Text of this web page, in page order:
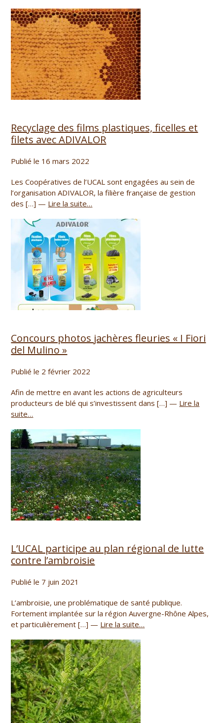
Recyclage des films plastiques, ficelles et
filets avec ADIVALOR
Publié le 16 mars 2022
Les Coopératives de l’UCAL sont engagées au sein de
l’organisation ADIVALOR, la filière française de gestion
des […] — Lire la suite…
Concours photos jachères fleuries « I Fiori
del Mulino »
Publié le 2 février 2022
Afin de mettre en avant les actions de agriculteurs
producteurs de blé qui s’investissent dans […] — Lire la
suite…
L’UCAL participe au plan régional de lutte
contre l’ambroisie
Publié le 7 juin 2021
L’ambroisie, une problématique de santé publique.
Fortement implantée sur la région Auvergne-Rhône Alpes,
et particulièrement […] — Lire la suite…